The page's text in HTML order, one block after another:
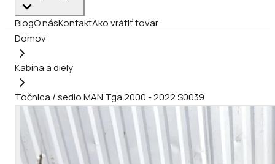
BlogO násKontaktAko vrátiť tovar
Domov
Kabína a diely
Točnica / sedlo MAN Tga 2000 - 2022 S0039